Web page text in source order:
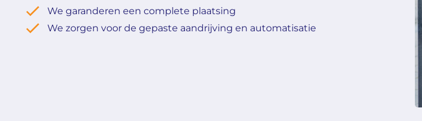
We garanderen een complete plaatsing
We zorgen voor de gepaste aandrijving en automatisatie